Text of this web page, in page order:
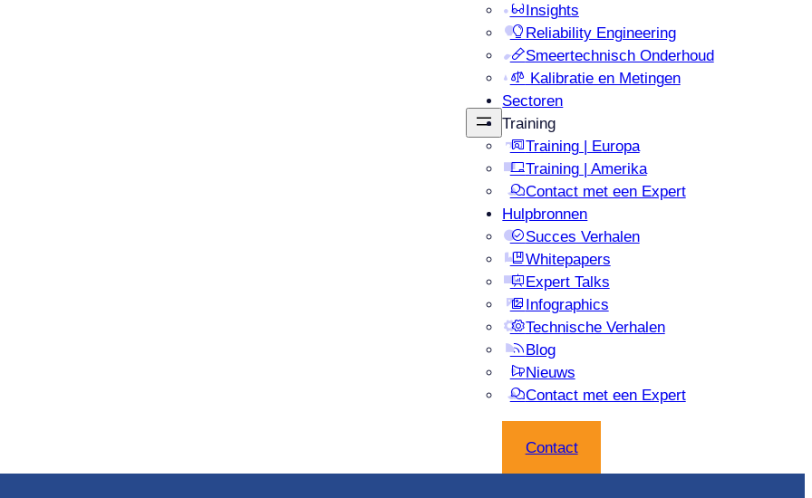
Insights
Reliability Engineering
Smeertechnisch Onderhoud
Kalibratie en Metingen
Sectoren
Training
Training | Europa
Training | Amerika
Contact met een Expert
Hulpbronnen
Succes Verhalen
Whitepapers
Expert Talks
Infographics
Technische Verhalen
Blog
Nieuws
Contact met een Expert
Contact